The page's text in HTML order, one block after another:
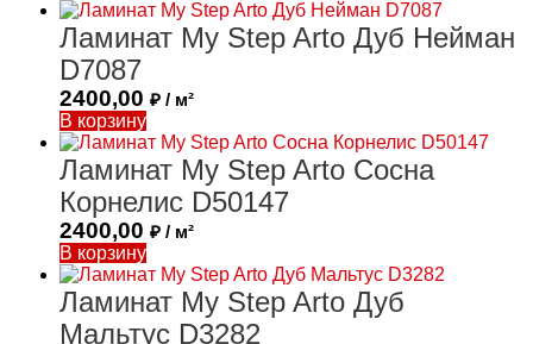
Ламинат My Step Arto Дуб Нeйман
D7087
2400,00 ₽ / м²
В корзину
Ламинат My Step Arto Сосна
Корнелис D50147
2400,00 ₽ / м²
В корзину
Ламинат My Step Arto Дуб
Мальтус D3282